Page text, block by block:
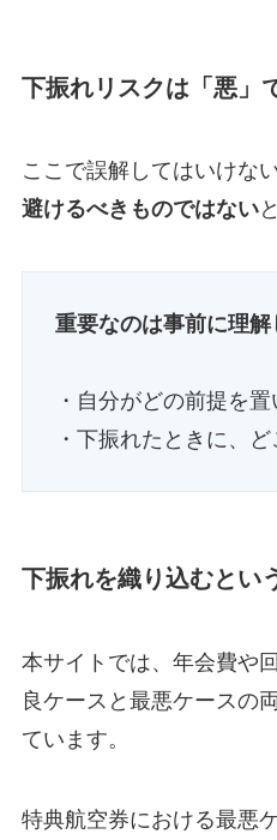
下振れリスクは「悪」
ここで誤解してはいけな
避けるべきものではない
重要なのは事前に理解
・自分がどの前提を
・下振れたときに、
下振れを織り込むとい
本サイトでは、年会費や
良ケースと最悪ケースの
ています。
特典航空券における最悪